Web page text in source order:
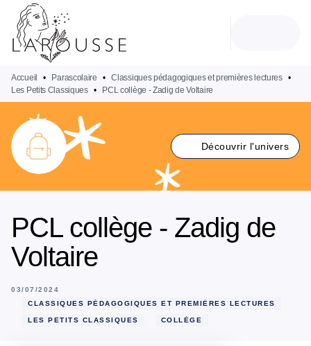
MENU
PIED DE PAGE
Accueil • Parascolaire • Classiques pédagogiques et premières lectures •
Les Petits Classiques • PCL collège - Zadig de Voltaire
Découvrir l'univers
PCL collège - Zadig de
Voltaire
03/07/2024
CLASSIQUES PÉDAGOGIQUES ET PREMIÈRES LECTURES
LES PETITS CLASSIQUES COLLÈGE